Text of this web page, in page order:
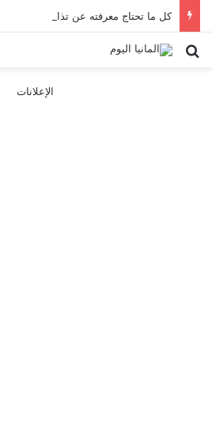
كل ما تحتاج معرفته عن تذاكر ووسائل
بحث عن
الإعلانات